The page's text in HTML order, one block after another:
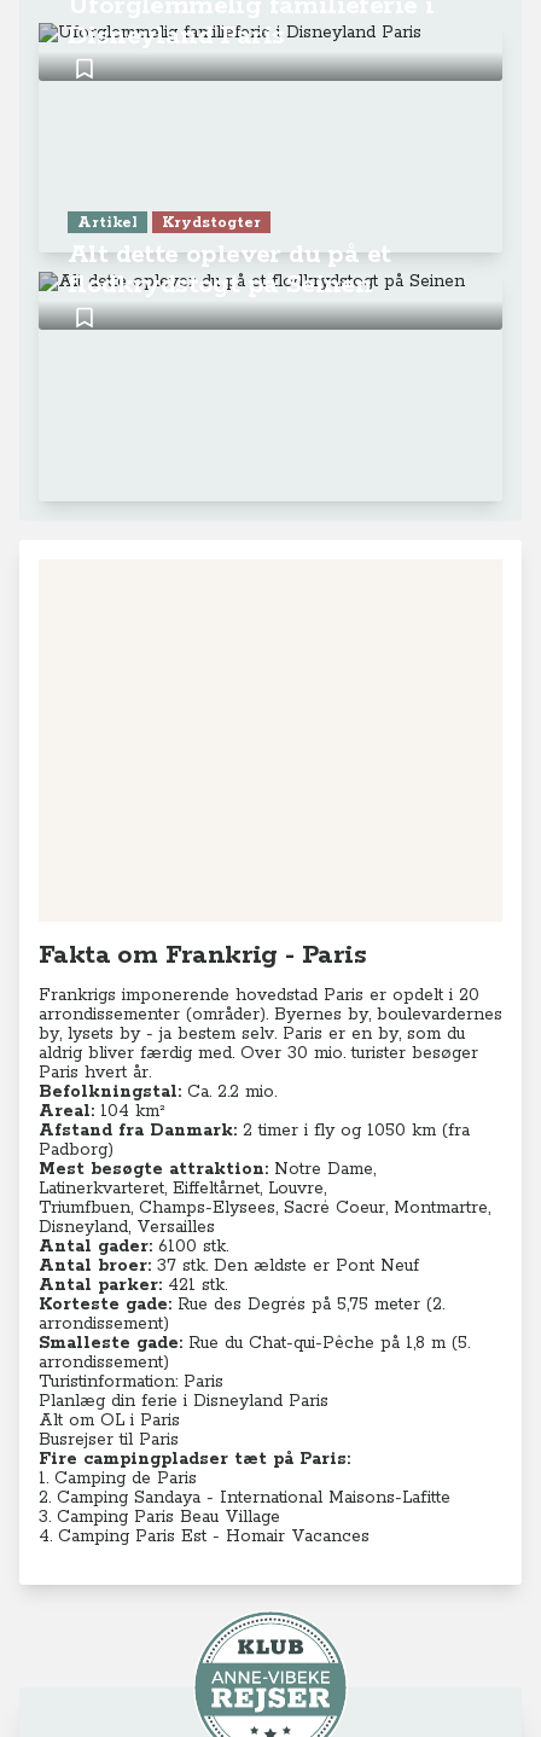
Disneyland Paris
Artikel Krydstogter
Alt dette oplever du på et
flodkrydstogt på Seinen
Fakta om Frankrig - Paris
Frankrigs imponerende hovedstad Paris er opdelt i 20
arrondissementer (områder). Byernes by, boulevardernes
by, lysets by - ja bestem selv. Paris er en by, som du
aldrig bliver færdig med. Over 30 mio. turister besøger
Paris hvert år.
Befolkningstal: Ca. 2.2 mio.
Areal: 104 km²
Afstand fra Danmark: 2 timer i fly og 1050 km (fra
Padborg)
Mest besøgte attraktion: Notre Dame,
Latinerkvarteret, Eiffeltårnet, Louvre,
Triumfbuen, Champs-Elysees, Sacré Coeur, Montmartre,
Disneyland, Versailles
Antal gader: 6100 stk.
Antal broer: 37 stk. Den ældste er Pont Neuf
Antal parker: 421 stk.
Korteste gade: Rue des Degrés på 5,75 meter (2.
arrondissement)
Smalleste gade: Rue du Chat-qui-Pêche på 1,8 m (5.
arrondissement)
Turistinformation: Paris
Planlæg din ferie i Disneyland Paris
Alt om OL i Paris
Busrejser til Paris
Fire campingpladser tæt på Paris:
1. Camping de Paris
2. Camping Sandaya - International Maisons-Lafitte
3. Camping Paris Beau Village
4. Camping Paris Est - Homair Vacances